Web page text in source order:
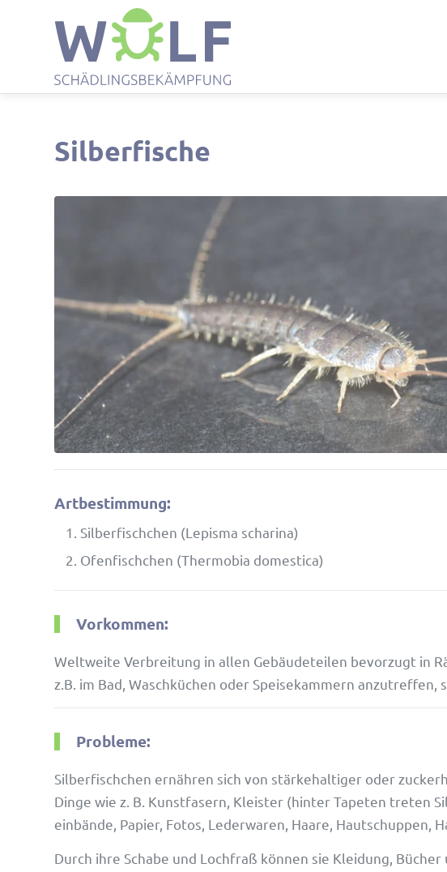
Silberfische
Artbestimmung:
Silber­fisch­chen (Lepisma scharina)
Ofen­fisch­chen (Ther­mobia domestica)
Vorkommen:
Welt­weite Verbrei­tung in allen Gebäu­de­teilen bevor­zugt in
z.B. im Bad, Wasch­kü­chen oder Spei­se­kam­mern anzu­treffen,
Probleme:
Silber­fisch­chen ernähren sich von stär­ke­hal­tiger oder
Dinge wie z. B. Kunst­fa­sern, Kleister (hinter Tapeten treten
ein­bände, Papier, Fotos, Leder­waren, Haare, Haut­schuppen,
Durch ihre Schabe und Loch­fraß können sie Klei­dung, Bücher